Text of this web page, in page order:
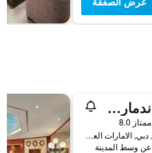
فندق لاندمارك بلازا
ممتاز 8.0
ساحة النصر, دبي, الامارات العربية المتحدة